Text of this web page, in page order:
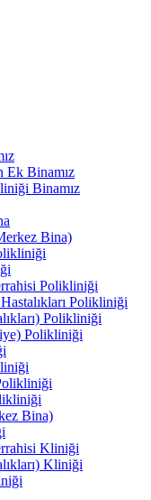
Ek Binamız
Binamız
Bina)
Polikliniği
Polikliniği
Polikliniği
Polikliniği
Bina)
Kliniği
Kliniği